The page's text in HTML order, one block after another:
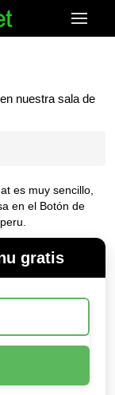
nuestra sala de
es muy sencillo,
en el Botón de
gratis